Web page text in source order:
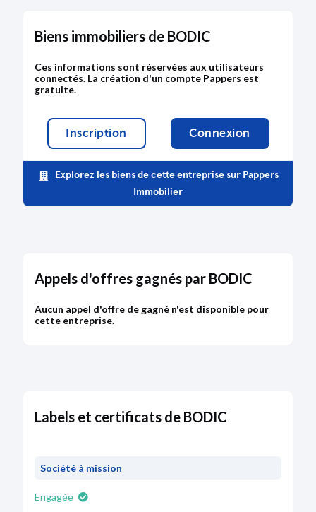
Biens immobiliers de BODIC
Ces informations sont réservées aux utilisateurs
connectés. La création d'un compte Pappers est
gratuite.
Inscription Connexion
Explorez les biens de cette entreprise sur Pappers
Immobilier
Appels d'offres gagnés par BODIC
Aucun appel d'offre de gagné n'est disponible pour
cette entreprise.
Labels et certificats de BODIC
Société à mission
Engagée